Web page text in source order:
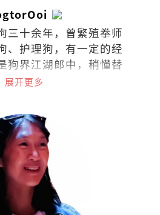
三十余年，曾繁殖拳师
、护理狗，有一定的经
狗界江湖郎中，稍懂替
病可给参考意见，大病
展开更多